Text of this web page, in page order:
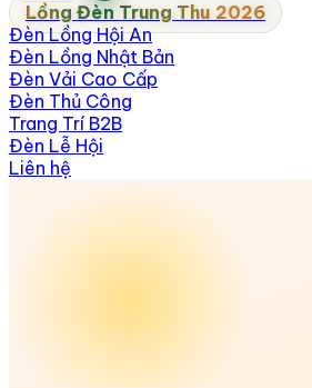
Lồng Đèn Trung Thu 2026
Đèn Lồng Hội An
Đèn Lồng Nhật Bản
Đèn Vải Cao Cấp
Đèn Thủ Công
Trang Trí B2B
Đèn Lễ Hội
Liên hệ